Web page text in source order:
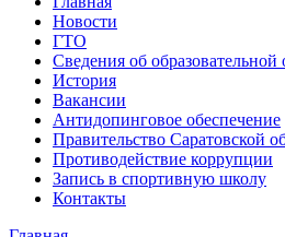
Новости
ГТО
Сведения об образовательной
История
Вакансии
Антидопинговое обеспечение
Правительство Саратовской
Противодействие коррупции
Запись в спортивную школу
Контакты